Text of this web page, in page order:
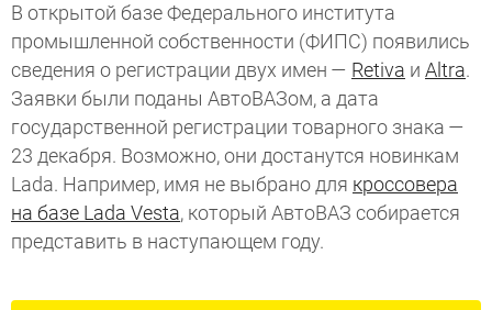
В открытой базе Федерального института
промышленной собственности (ФИПС) появились
сведения о регистрации двух имен — Retiva и Altra.
Заявки были поданы АвтоВАЗом, а дата
государственной регистрации товарного знака —
23 декабря. Возможно, они достанутся новинкам
Lada. Например, имя не выбрано для кроссовера
на базе Lada Vesta, который АвтоВАЗ собирается
представить в наступающем году.